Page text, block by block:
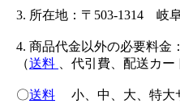
3. 所在地：〒503-1314 岐
4. 商品代金以外の必要料金
（送料 、代引費、配送カ
〇送料 小、中、大、特大